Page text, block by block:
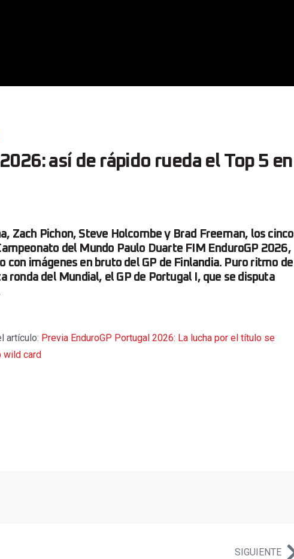
así de rápido rueda el Top 5 en
Zach Pichon, Steve Holcombe y Brad Freeman, los cinco
del Mundo Paulo Duarte FIM EnduroGP 2026,
con imágenes en bruto del GP de Finlandia. Puro ritmo de
ronda del Mundial, el GP de Portugal I, que se disputa
artículo: Previa EnduroGP Portugal 2026: La lucha por el título se
wild card
SIGUIENTE